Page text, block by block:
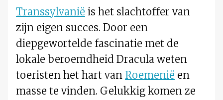
Transsylvanië is het slachtoffer van
zijn eigen succes. Door een
diepgewortelde fascinatie met de
lokale beroemdheid Dracula weten
toeristen het hart van Roemenië en
masse te vinden. Gelukkig komen ze